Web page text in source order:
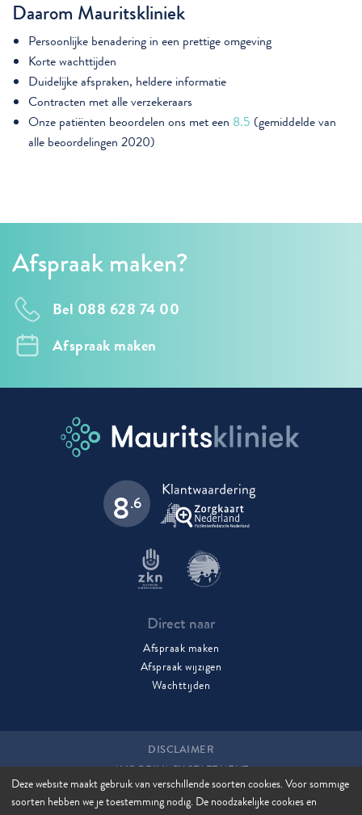
Daarom Mauritskliniek
Persoonlijke benadering in een prettige omgeving
Korte wachttijden
Duidelijke afspraken, heldere informatie
Contracten met alle verzekeraars
Onze patiënten beoordelen ons met een 8.5 (gemiddelde van
alle beoordelingen 2020)
Afspraak maken?
Bel 088 628 74 00
Afspraak maken
8.6
Direct naar
Afspraak maken
Afspraak wijzigen
Wachttijden
DISCLAIMER
AVG PRIVACY STATEMENT
COOKIES
COOKIE MANAGER
Deze website maakt gebruik van verschillende soorten cookies. Voor sommige
soorten hebben we je toestemming nodig. De noodzakelijke cookies en